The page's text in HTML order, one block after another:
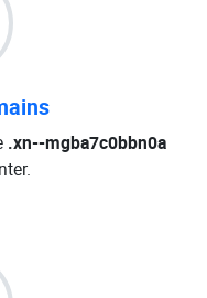
.xn--mgba7c0bbn0a